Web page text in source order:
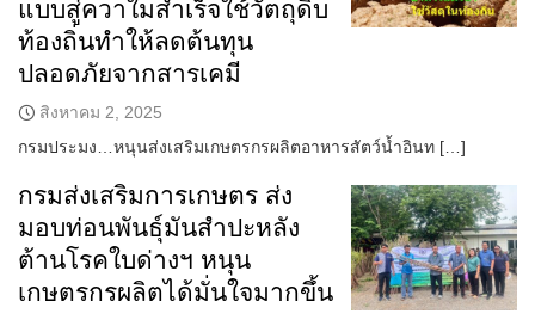
แบบสู่ควาใมสำเร็จใช้วัตถุดิบ
ท้องถิ่นทำให้ลดต้นทุน
ปลอดภัยจากสารเคมี
สิงหาคม 2, 2025
กรมประมง…หนุนส่งเสริมเกษตรกรผลิตอาหารสัตว์น้ำอินท […]
กรมส่งเสริมการเกษตร ส่ง
มอบท่อนพันธุ์มันสำปะหลัง
ต้านโรคใบด่างฯ หนุน
เกษตรกรผลิตได้มั่นใจมากขึ้น